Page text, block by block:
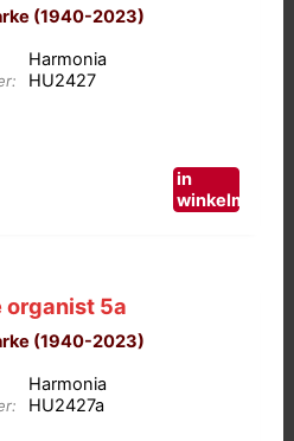
(1940-2023)
Harmonia
HU2427
in
winkelmand
organist 5a
(1940-2023)
Harmonia
HU2427a